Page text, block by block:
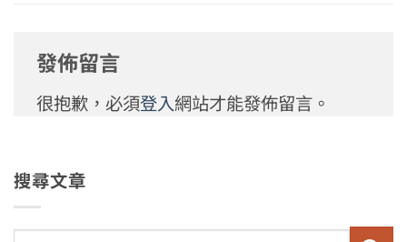
發佈留言
很抱歉，必須登入網站才能發佈留言。
搜尋文章